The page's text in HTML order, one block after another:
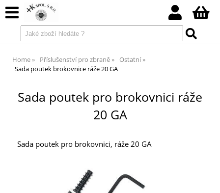
Home Příslušenství pro zbraně
Ostatní
Sada poutek brokovnice ráže 20 GA
Sada poutek pro brokovnici ráže
20 GA
Sada poutek pro brokovnici, ráže 20 GA